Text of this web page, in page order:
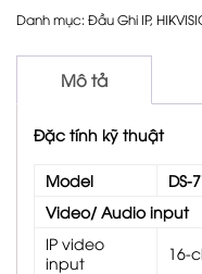
Danh mục:Đầu Ghi IP,
Mô tả
Đặc tính kỹ thuật
Model
DS-
Video/ Audio input
IP video
input
16-